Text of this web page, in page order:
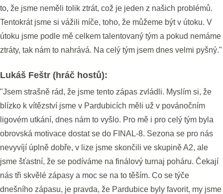
to, že jsme neměli tolik ztrát, což je jeden z našich problémů.
Tentokrát jsme si vážili míče, toho, že můžeme být v útoku. V
útoku jsme podle mě celkem talentovaný tým a pokud nemáme
ztráty, tak nám to nahrává. Na celý tým jsem dnes velmi pyšný."
Lukáš Feštr (hráč hostů):
"Jsem strašně rád, že jsme tento zápas zvládli. Myslím si, že
blízko k vítězství jsme v Pardubicích měli už v povánočním
ligovém utkání, dnes nám to vyšlo. Pro mě i pro celý tým byla
obrovská motivace dostat se do FINAL-8. Sezona se pro nás
nevyvíjí úplně dobře, v lize jsme skončili ve skupině A2, ale
jsme šťastní, že se podíváme na finálový turnaj poháru. Čekají
nás tři skvělé zápasy a moc se na to těším. Co se týče
dnešního zápasu, je pravda, že Pardubice byly favorit, my jsme